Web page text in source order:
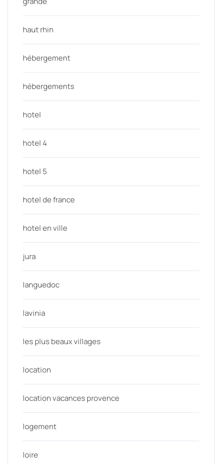
haut rhin
hébergement
hébergements
hotel
hotel 4
hotel 5
hotel de france
hotel en ville
jura
languedoc
lavinia
les plus beaux villages
location
location vacances provence
logement
loire